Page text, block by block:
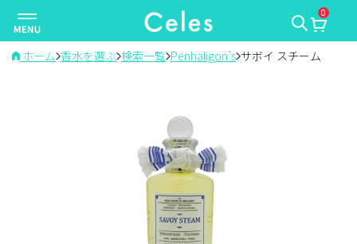
ナ
ビ
ゲ
0
ホーム 香水を選ぶ 検索一覧 Penhaligon’s サボイ スチーム